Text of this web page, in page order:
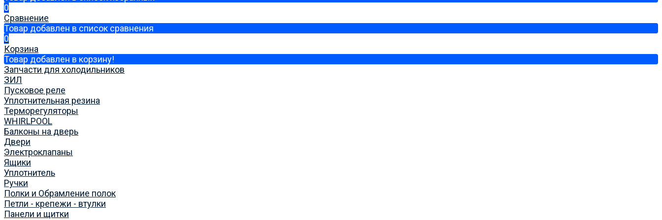
0
Сравнение
Товар добавлен в список сравнения
0
Корзина
Товар добавлен в корзину!
Запчасти для холодильников
ЗИЛ
Пусковое реле
Уплотнительная резина
Терморегуляторы
WHIRLPOOL
Балконы на дверь
Двери
Электроклапаны
Ящики
Уплотнитель
Ручки
Полки и Обрамление полок
Петли - крепежи - втулки
Панели и щитки